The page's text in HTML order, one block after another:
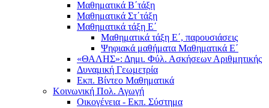
Μαθηματικά Β΄τάξη
Μαθηματικά Στ΄τάξη
Μαθηματικά τάξη Ε΄
Μαθηματικά τάξη Ε΄, παρουσιάσεις
Ψηφιακά μαθήματα Μαθηματικά Ε΄
«ΘΑΛΗΣ»: Δημι. Φύλ. Ασκήσεων Αριθμητικής
Δυναμική Γεωμετρία
Εκπ. Βίντεο Μαθηματικά
Κοινωνική Πολ. Αγωγή
Οικογένεια - Εκπ. Σύστημα